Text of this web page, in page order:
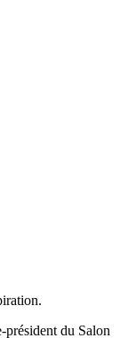
président du Salon